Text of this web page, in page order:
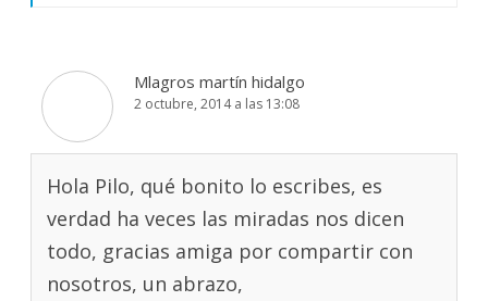
Mlagros martín hidalgo
2 octubre, 2014 a las 13:08
Hola Pilo, qué bonito lo escribes, es
verdad ha veces las miradas nos dicen
todo, gracias amiga por compartir con
nosotros, un abrazo,